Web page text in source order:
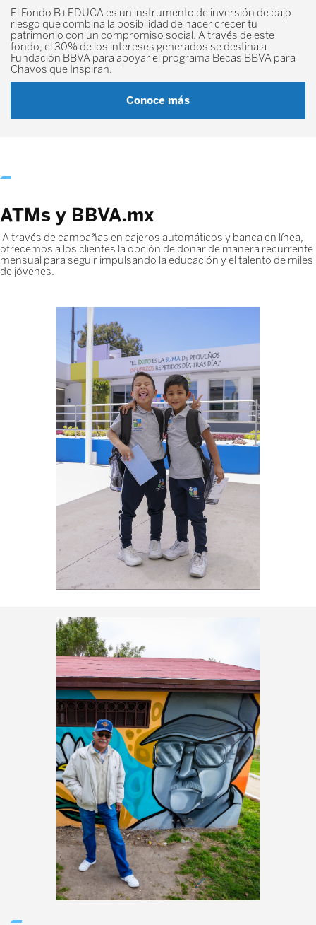
El Fondo B+EDUCA es un instrumento de inversión de bajo
riesgo que combina la posibilidad de hacer crecer tu
patrimonio con un compromiso social. A través de este
fondo, el 30% de los intereses generados se destina a
Fundación BBVA para apoyar el programa Becas BBVA para
Chavos que Inspiran.
Conoce más
ATMs y BBVA.mx
A través de campañas en cajeros automáticos y banca en línea,
ofrecemos a los clientes la opción de donar de manera recurrente
mensual para seguir impulsando la educación y el talento de miles
de jóvenes.